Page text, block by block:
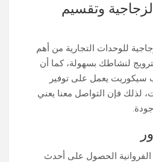
وتقسيم
للوحدات التجارية من أهم
لنشاطك بسهولة، كما أن
سيكوريت يعمل على توفير
لذلك فإن التواصل معنا يعني
الحصول على أحدث